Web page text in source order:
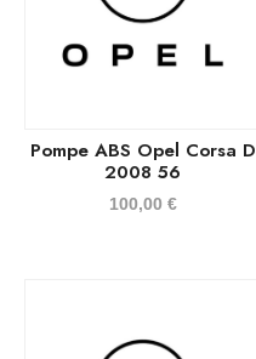
Pompe ABS Opel Corsa D
2008 56
100,00 €